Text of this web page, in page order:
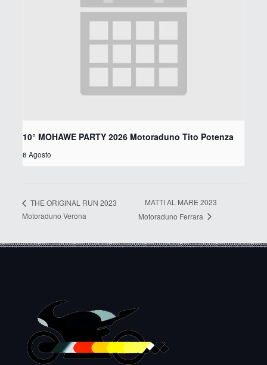
10° MOHAWE PARTY 2026 Motoraduno Tito Potenza
8 Agosto
THE ORIGINAL RUN 2023
Motoraduno Verona
MATTI AL MARE 2023
Motoraduno Ferrara